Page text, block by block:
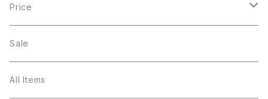
１月・ガーネット
２月・アメジスト
３月・アクアマリン
Price
～5000円
～10000円
Sale
All Items